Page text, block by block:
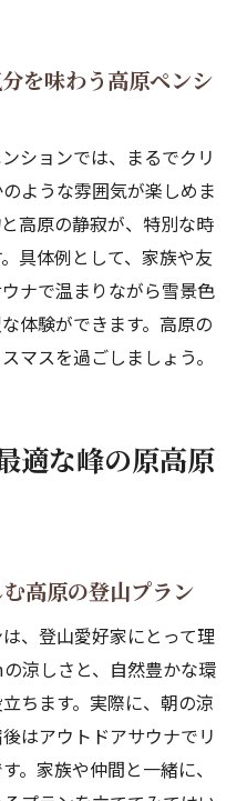
を味わう高原ペンシ
ションでは、まるでクリ
ような雰囲気が楽しめま
高原の静寂が、特別な時
具体例として、家族や友
ナで温まりながら雪景色
体験ができます。高原の
マスを過ごしましょう。
適な峰の原高原
高原の登山プラン
、登山愛好家にとって理
涼しさと、自然豊かな環
ちます。実際に、朝の涼
はアウトドアサウナでリ
。家族や仲間と一緒に、